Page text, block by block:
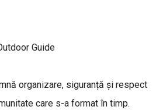
Guide
organizare, siguranță și respect
care s-a format în timp.